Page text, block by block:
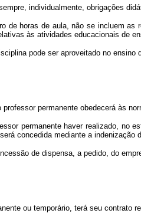
individualmente, obrigações
de horas de aula, não se incluem
às atividades educacionais de
pode ser aproveitado no
professor permanente obedecerá às
permanente haver realizado, no
concedida mediante a
de dispensa, a pedido, do
ou temporário, terá seu contrato